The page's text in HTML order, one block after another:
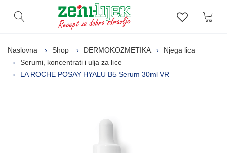
Otvori pretragu Lista
Naslovna Shop DERMOKOZMETIKA
Njega lica
Serumi, koncentrati i ulja za lice
LA ROCHE POSAY HYALU B5 Serum 30ml VR